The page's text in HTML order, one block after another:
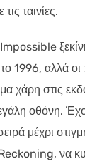
ταινίες.
1996, αλλά
χάρη στις
οθόνη.
μέχρι
να